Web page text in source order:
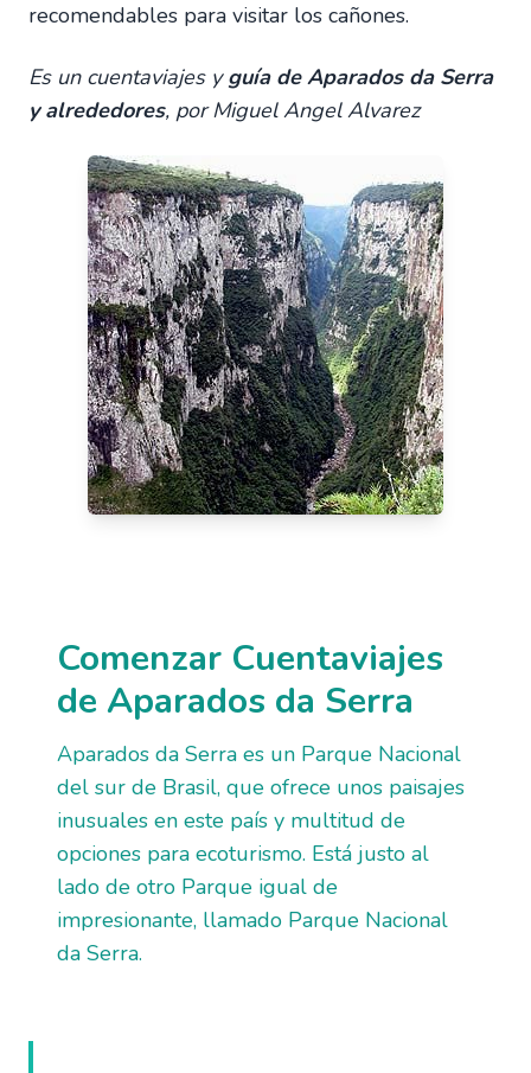
recomendables para visitar los cañones.
Es un cuentaviajes yguía de Aparados da Serra
y alrededores, por Miguel Angel Alvarez
Comenzar Cuentaviajes
de Aparados da Serra
Aparados da Serra es un Parque Nacional
del sur de Brasil, que ofrece unos paisajes
inusuales en este país y multitud de
opciones para ecoturismo. Está justo al
lado de otro Parque igual de
impresionante, llamado Parque Nacional
da Serra.